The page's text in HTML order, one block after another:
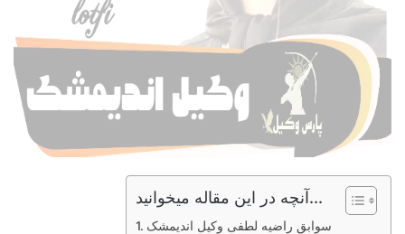
آنچه در این مقاله میخوانید...
سوابق راضیه لطفی وکیل اندیمشک